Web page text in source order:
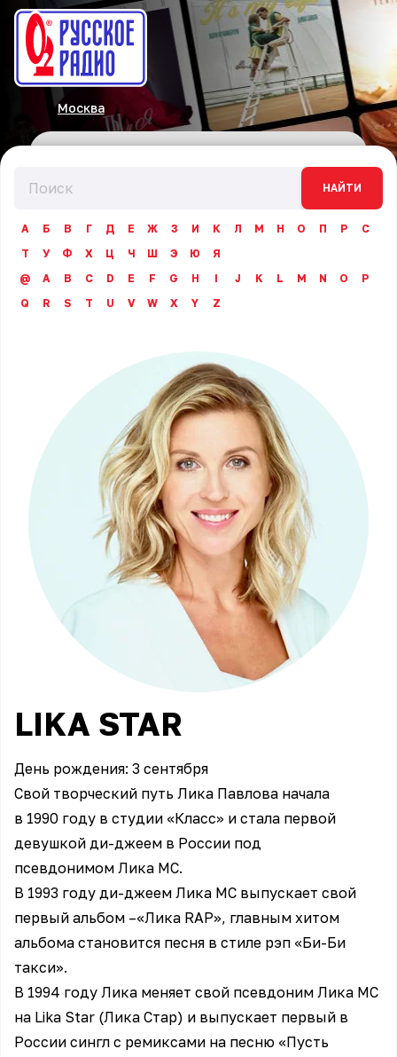
Москва
НАЙТИ
А Б В Г Д Е Ж З И К Л М Н О П Р
С
Т
У Ф Х Ц Ч Ш Э Ю
Я
@
A B C D E F G H I J K L M N O
P
Q
R S T U V W X Y Z
LIKA STAR
День рождения: 3 сентября
​Свой творческий путь Лика Павлова начала
в 1990 году в студии «Класс» и стала первой
девушкой ди-джеем в России под
псевдонимом Лика МС.
В 1993 году ди-джеем Лика MC выпускает свой
первый альбом –«Лика RAP», главным хитом
альбома становится песня в стиле рэп «Би-Би
такси».
В 1994 году Лика меняет свой псевдоним Лика МС
на Lika Star (Лика Стар) и выпускает первый в
России сингл с ремиксами на песню «Пусть